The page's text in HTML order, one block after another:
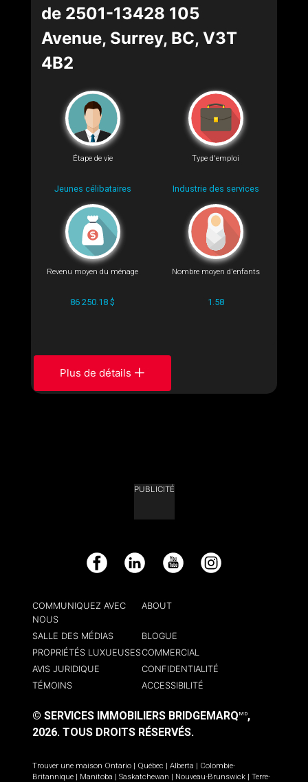
de 2501-13428 105
Avenue, Surrey, BC, V3T
4B2
Étape de vie
Jeunes célibataires
Type d'emploi
Industrie des services
Revenu moyen du ménage
86 250.18 $
Nombre moyen d'enfants
1.58
Plus de détails
PUBLICITÉ
Facebook LinkedIn YouTube Instagram
COMMUNIQUEZ AVEC
NOUS
ABOUT
SALLE DES MÉDIAS
BLOGUE
PROPRIÉTÉS LUXUEUSESCOMMERCIAL
AVIS JURIDIQUE
CONFIDENTIALITÉ
TÉMOINS
ACCESSIBILITÉ
© SERVICES IMMOBILIERS BRIDGEMARQ MD,
2026. TOUS DROITS RÉSERVÉS.
Trouver une maison Ontario | Québec | Alberta | Colombie-
Britannique | Manitoba | Saskatchewan | Nouveau-Brunswick | Terre-